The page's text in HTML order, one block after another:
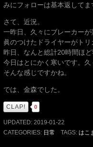
みにフォローは基本返して
さて、近況。
一昨日、久々にブレーカー
眞のつけたドライヤーがトリ
昨日、なんと総計20時間ほ
今日はとにかく寒いです。
そんな感じですかね。
では、金森でした。
CLAP! 0
UPDATED: 2019-01-22
CATEGORIES: 日常 TAGS: はこ